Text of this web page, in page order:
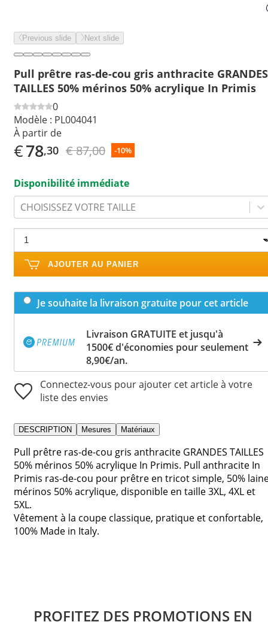
Previous slide Next slide
Pull prêtre ras-de-cou gris anthracite GRANDES
TAILLES 50% mérinos 50% acrylique In Primis
0
Modèle : PL004041
À partir de
€78,30 € 87,00 -10%
Disponibilité immédiate
CHOISISSEZ VOTRE TAILLE
AJOUTER AU PANIER
Je souhaite la livraison gratuite pour cet article
Livraison GRATUITE et jusqu'à
1500€ d'économies pour seulement
8,90€/an.
Connectez-vous pour ajouter cet article à votre
liste des envies
DESCRIPTION Mesures Matériaux
Pull prêtre ras-de-cou gris anthracite GRANDES TAILLES
50% mérinos 50% acrylique In Primis. Pull anthracite In
Primis ras-de-cou pour prêtre en tricot simple, 50%
mérinos 50% acrylique, disponible en taille 3XL, 4XL et
5XL.
Vêtement à la coupe classique, pratique et confortable,
100% Made in Italy.
PROFITEZ DES PROMOTIONS EN